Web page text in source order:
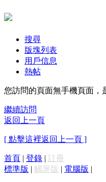
搜尋
版塊列表
用戶信息
熱帖
您訪問的頁面無手機頁面，
繼續訪問
返回上一頁
[ 點擊這裡返回上一頁 ]
首頁 | 登錄 | 註冊
標準版 | 觸屏版 | 電腦版 |